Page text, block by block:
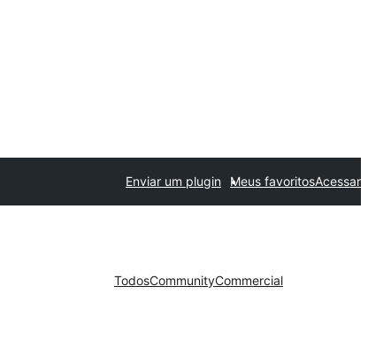
Enviar um plugin Meus favoritosAcessar
TodosCommunityCommercial